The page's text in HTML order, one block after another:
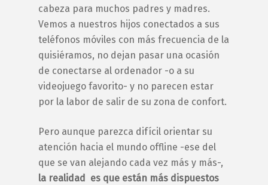
cabeza para muchos padres y madres.
Vemos a nuestros hijos conectados a sus
teléfonos móviles con más frecuencia de la
quisiéramos, no dejan pasar una ocasión
de conectarse al ordenador -o a su
videojuego favorito- y no parecen estar
por la labor de salir de su zona de confort.
Pero aunque parezca difícil orientar su
atención hacia el mundo offline -ese del
que se van alejando cada vez más y más-,
la realidad es que están más dispuestos